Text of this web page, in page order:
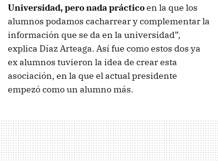
Universidad, pero nada prácticoen la que los
alumnos podamos cacharrear y complementar la
información que se da en la universidad”,
explica Díaz Arteaga. Así fue como estos dos ya
ex alumnos tuvieron la idea de crear esta
asociación, en la que el actual presidente
empezó como un alumno más.